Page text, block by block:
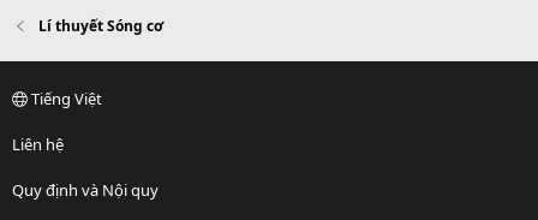
Lí thuyết Sóng cơ
Tiếng Việt
Liên hệ
Quy định và Nội quy